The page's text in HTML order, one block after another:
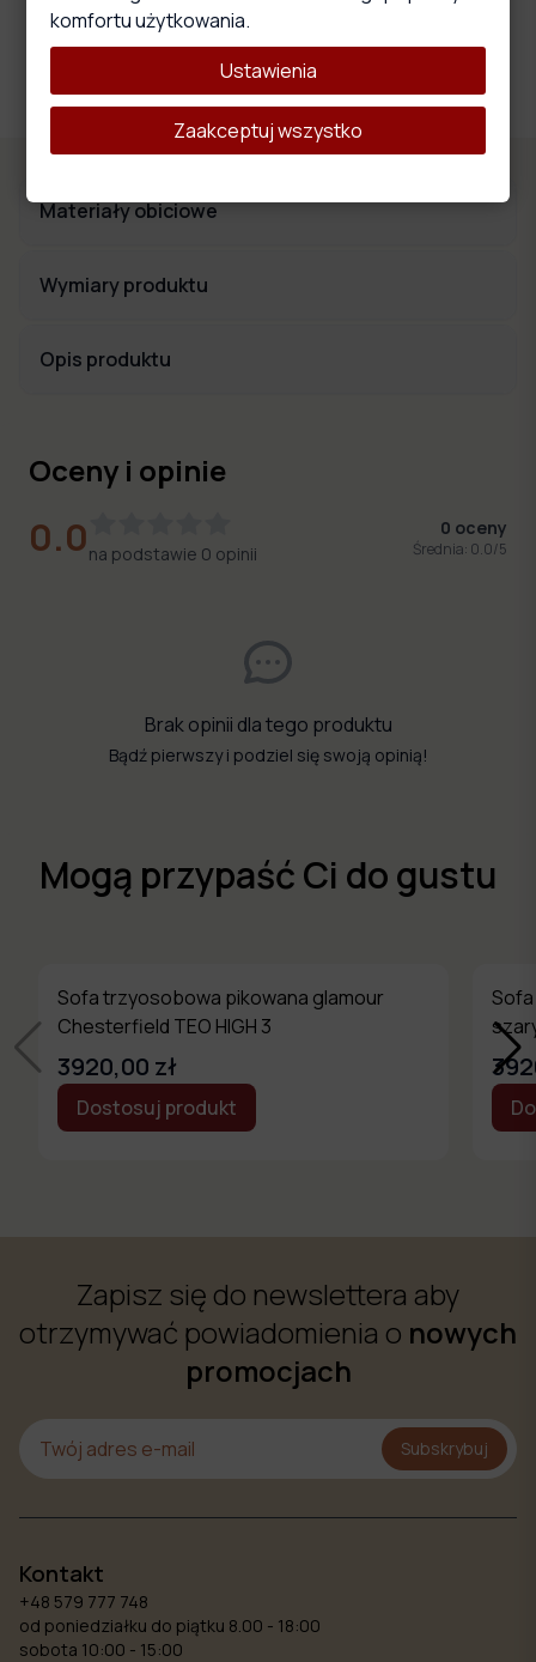
Wysokoelastyczna pianka
Materiał ten wyróżnia się właściwościami, które wpływają na
całego produktu.
Materiały obiciowe
Wymiary produktu
Opis produktu
Oceny i opinie
0.0na podstawie 0 opinii
0 oceny
Średnia: 0.0/5
Brak opinii dla tego produktu
Bądź pierwszy i podziel się swoją opinią!
Mogą przypaść Ci do gustu
Sofa trzyosobowa pikowana glamour
Chesterfield TEO HIGH 3
3920,00 zł
Dostosuj produkt
Zapisz się do newslettera aby
otrzymywać powiadomienia o nowych
promocjach
Subskrybuj
Kontakt
+48 579 777 748
od poniedziałku do piątku 8.00 - 18:00
sobota 10:00 - 15:00
komfortu użytkowania.
Ustawienia
Zaakceptuj wszystko